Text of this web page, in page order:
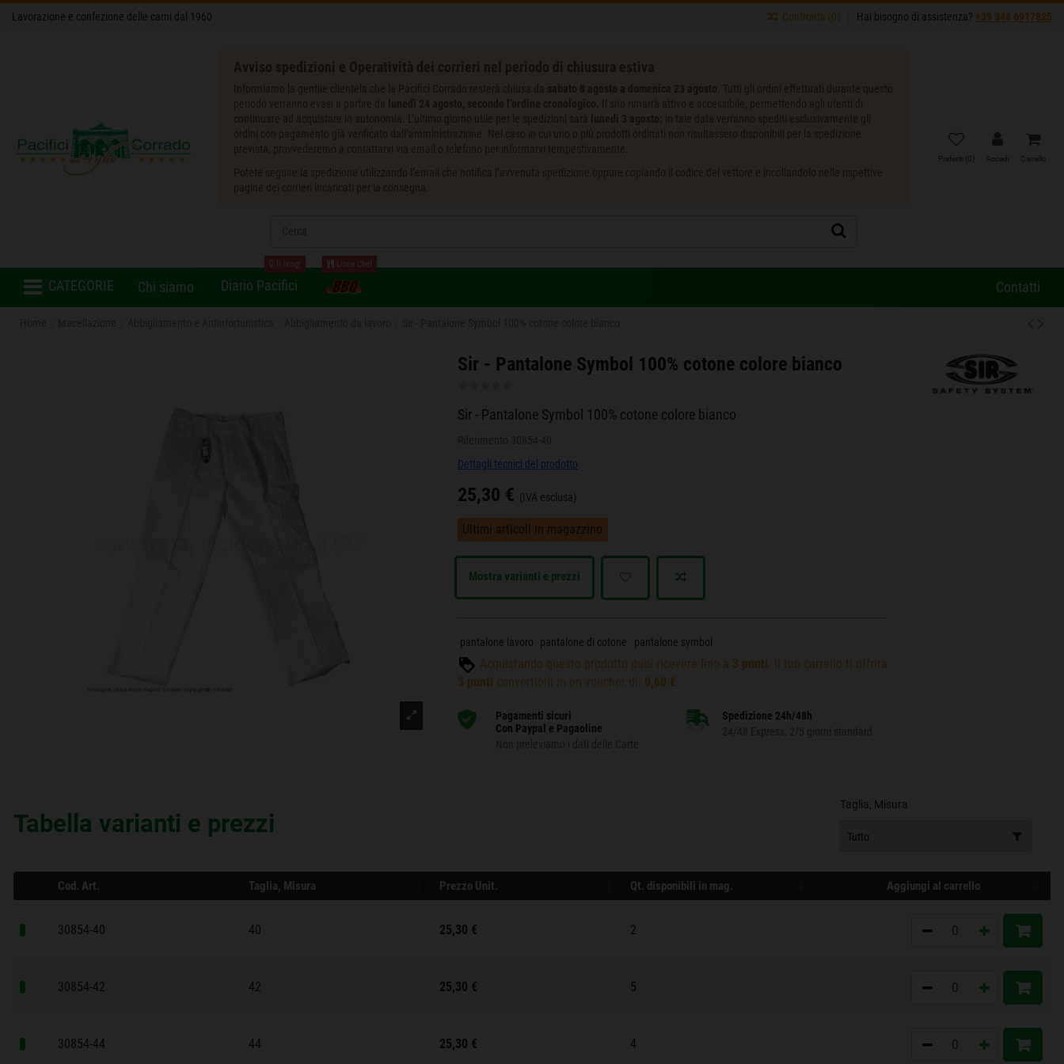
Lavorazione e confezione delle carni dal 1960 Confronta (0) Hai bisogno di assistenza? +39 348 6917825
Avviso spedizioni e Operatività dei corrieri nel periodo di chiusura estiva
Informiamo la gentile clientela che la Pacifici Corrado resterà chiusa da sabato 8 agosto a domenica 23 agosto . Tutti gli ordini effettuati durante questo
periodo verranno evasi a partire da lunedì 24 agosto, secondo l’ordine cronologico. Il sito rimarrà attivo e accessibile, permettendo agli utenti di
continuare ad acquistare in autonomia. L’ultimo giorno utile per le spedizioni sarà lunedì 3 agosto: in tale data verranno spediti esclusivamente gli
ordini con pagamento già verificato dall’amministrazione. Nel caso in cui uno o più prodotti ordinati non risultassero disponibili per la spedizione
prevista, provvederemo a contattarvi via email o telefono per informarvi tempestivamente.
Potete seguire la spedizione utilizzando l’email che notifica l’avvenuta spedizione oppure copiando il codice del vettore e incollandolo nelle rispettive
pagine dei corrieri incaricati per la consegna.
Preferiti ( 0 Accedi Carrello
CATEGORIE Chi siamo Contatti
Diario Pacifici
Il blog! Linea Chef
Sir - Pantalone Symbol 100% cotone colore bianco
Sir - Pantalone Symbol 100% cotone colore bianco
Dettagli tecnici del prodotto
25,30 € (IVA esclusa)
Ultimi articoli in magazzino
Mostra varianti e prezzi
pantalone lavoro pantalone di cotone pantalone symbol
Acquistando questo prodotto puoi ricevere fino a 3 punti . Il tuo carrello ti offrirà
3 punti convertibili in un voucher di: 0,60 €
Pagamenti sicuri
Con Paypal e Pagaoline
Spedizione 24h/48h
Tabella varianti e prezzi
Taglia, Misura
Cod. Art. Taglia, Misura Prezzo Unit. Qt. disponibili in mag. Aggiungi al carrello
30854-40 40 25,30 € 2
30854-42 42 25,30 € 5
30854-44 44 25,30 € 4